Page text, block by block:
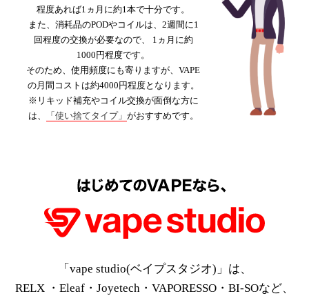
程度あれば1ヵ月に約1本で十分です。
また、消耗品のPODやコイルは、2週間に1
回程度の交換が必要なので、 1ヵ月に約
1000円程度です。
そのため、使用頻度にも寄りますが、VAPE
の月間コストは約4000円程度となります。
※リキッド補充やコイル交換が面倒な方に
は、
「使い捨てタイプ」 がおすすめです。
「vape studio(ベイプスタジオ)」は、
RELX ・Eleaf・Joyetech・VAPORESSO・BI-SOなど、